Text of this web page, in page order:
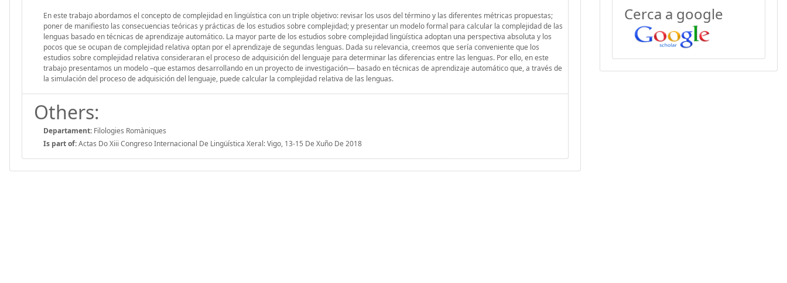
En este trabajo abordamos el concepto de complejidad en lingüística con un triple objetivo: revisar los usos del término y las diferentes métricas propuestas;
poner de manifiesto las consecuencias teóricas y prácticas de los estudios sobre complejidad; y presentar un modelo formal para calcular la complejidad de las
lenguas basado en técnicas de aprendizaje automático. La mayor parte de los estudios sobre complejidad lingüística adoptan una perspectiva absoluta y los
pocos que se ocupan de complejidad relativa optan por el aprendizaje de segundas lenguas. Dada su relevancia, creemos que sería conveniente que los
estudios sobre complejidad relativa consideraran el proceso de adquisición del lenguaje para determinar las diferencias entre las lenguas. Por ello, en este
trabajo presentamos un modelo –que estamos desarrollando en un proyecto de investigación— basado en técnicas de aprendizaje automático que, a través de
la simulación del proceso de adquisición del lenguaje, puede calcular la complejidad relativa de las lenguas.
Others:
Departament: Filologies Romàniques
Is part of:Actas Do Xiii Congreso Internacional De Lingüística Xeral: Vigo, 13-15 De Xuño De 2018
Cerca a google